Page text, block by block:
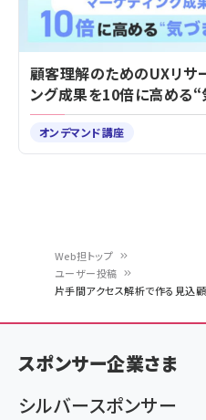
ン
く
ず
Web担トップ
ユーザー投稿
片手間アクセス解析で作る見込
顧客理解のためのUXリサ
ング成果を10倍に高める
オンデマンド講座
スポンサー企業さま
シルバースポンサー